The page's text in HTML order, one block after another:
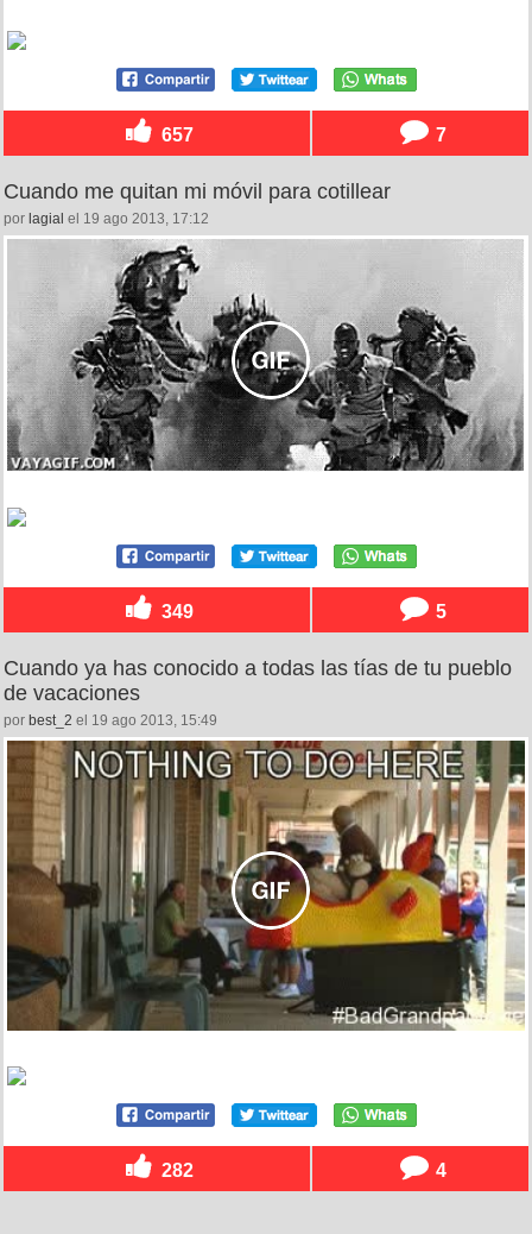
657 7
Cuando me quitan mi móvil para cotillear
por lagial el 19 ago 2013, 17:12
349 5
Cuando ya has conocido a todas las tías de tu pueblo
de vacaciones
por best_2 el 19 ago 2013, 15:49
282 4